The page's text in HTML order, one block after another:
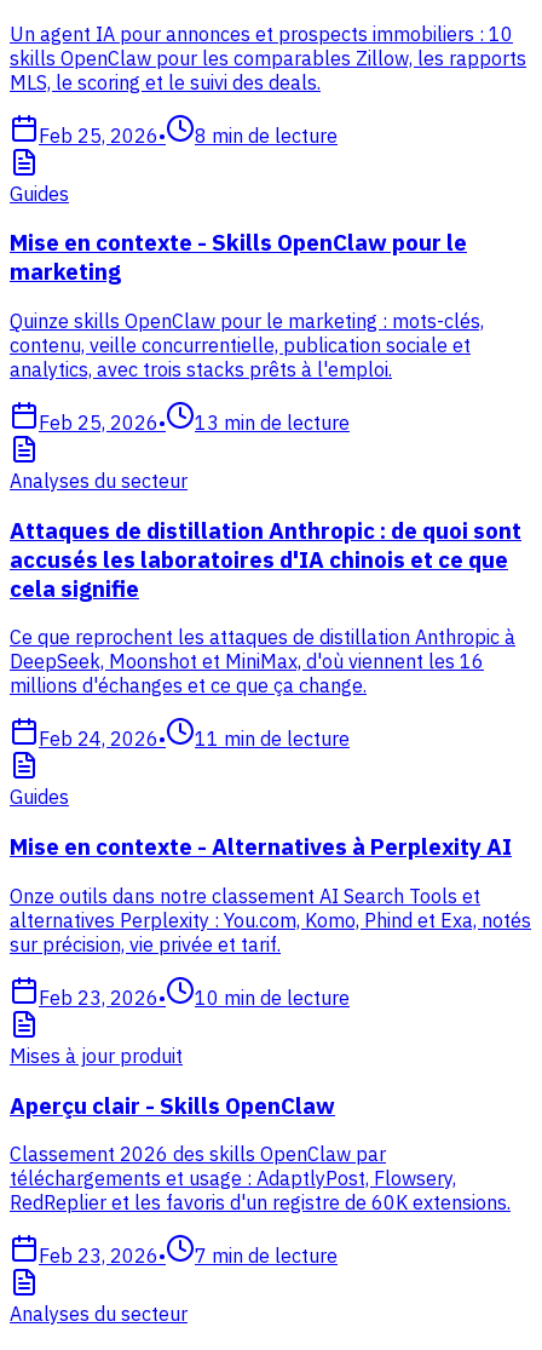
Un agent IA pour annonces et prospects immobiliers : 10
skills OpenClaw pour les comparables Zillow, les rapports
MLS, le scoring et le suivi des deals.
Feb 25, 2026• 8 min de lecture
Guides
Mise en contexte - Skills OpenClaw pour le
marketing
Quinze skills OpenClaw pour le marketing : mots-clés,
contenu, veille concurrentielle, publication sociale et
analytics, avec trois stacks prêts à l'emploi.
Feb 25, 2026• 13 min de lecture
Analyses du secteur
Attaques de distillation Anthropic : de quoi sont
accusés les laboratoires d'IA chinois et ce que
cela signifie
Ce que reprochent les attaques de distillation Anthropic à
DeepSeek, Moonshot et MiniMax, d'où viennent les 16
millions d'échanges et ce que ça change.
Feb 24, 2026• 11 min de lecture
Guides
Mise en contexte - Alternatives à Perplexity AI
Onze outils dans notre classement AI Search Tools et
alternatives Perplexity : You.com, Komo, Phind et Exa, notés
sur précision, vie privée et tarif.
Feb 23, 2026• 10 min de lecture
Mises à jour produit
Aperçu clair - Skills OpenClaw
Classement 2026 des skills OpenClaw par
téléchargements et usage : AdaptlyPost, Flowsery,
RedReplier et les favoris d'un registre de 60K extensions.
Feb 23, 2026• 7 min de lecture
Analyses du secteur